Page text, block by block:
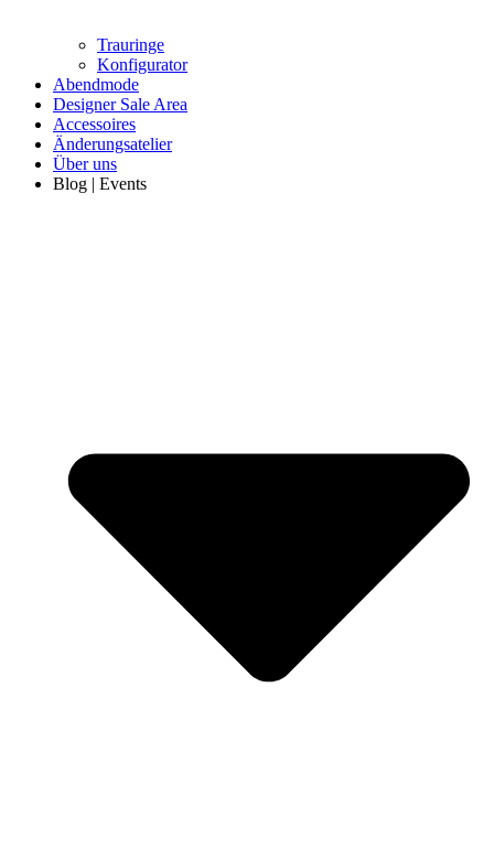
Trauringe
Konfigurator
Abendmode
Designer Sale Area
Accessoires
Änderungsatelier
Über uns
Blog | Events